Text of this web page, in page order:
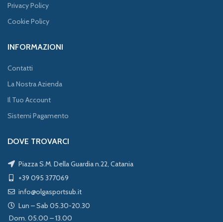
Privacy Policy
Cookie Policy
INFORMAZIONI
Contatti
La Nostra Azienda
Il Tuo Account
Sistemi Pagamento
DOVE TROVARCI
Piazza S.M. Della Guardia n.22, Catania
+39 095 377069
info@olgasportsub.it
Lun – Sab 05.30-20.30
Dom. 05.00 – 13.00